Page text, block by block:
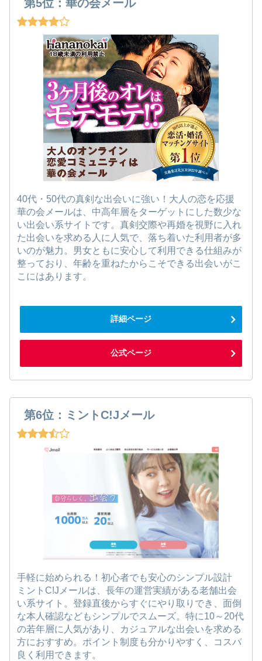
第5位：華の会メール
40代・50代の真剣な出会いに強い！大人の恋を応援
華の会メールは、中高年層をターゲットにした数少な
い出会い系サイトです。真剣交際や再婚を視野に入れ
た出会いを求める人に人気で、落ち着いた利用者が多
いのが魅力。男女ともに安心して利用できる仕組みが
整っており、年齢を重ねたからこそできる出会いがこ
こにはあります。
詳細ページ
公式ページ
第6位：ミントC!Jメール
手軽に始められる！初心者でも安心のシンプル設計
ミントC!Jメールは、長年の運営実績がある老舗出会
い系サイト。登録直後からすぐにやり取りでき、面倒
な本人確認などもシンプルでスムーズ。特に10～20代
の若年層に人気があり、カジュアルな出会いを求める
方におすすめ。ポイント制度も分かりやすく、コスパ
良く利用できます。